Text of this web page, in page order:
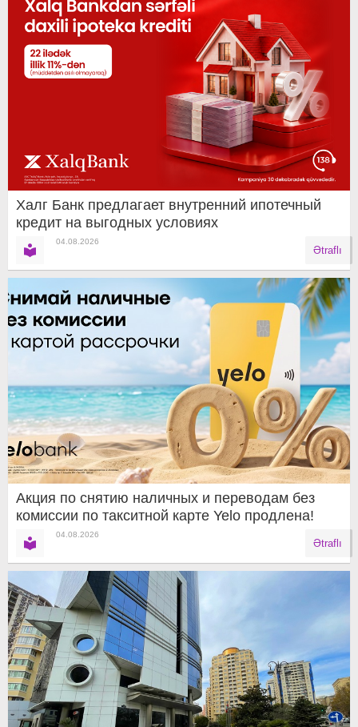
Халг Банк предлагает внутренний ипотечный
кредит на выгодных условиях
04.08.2026
Ətraflı
Акция по снятию наличных и переводам без
комиссии по такситной карте Yelo продлена!
04.08.2026
Ətraflı